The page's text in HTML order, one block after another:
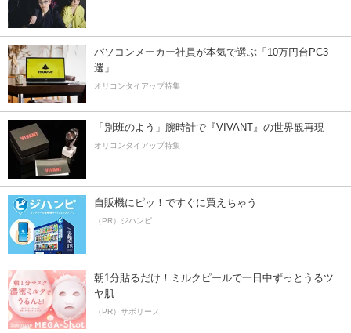
パソコンメーカー社員が本気で選ぶ「10万円台PC3
選」
オリコンタイアップ特集
「別班のよう」腕時計で『VIVANT』の世界観再現
オリコンタイアップ特集
自販機にピッ！ですぐに買えちゃう
（PR）ジハンピ
朝1分貼るだけ！ミルクピールで一日中ずっとうるツ
ヤ肌
（PR）サボリーノ